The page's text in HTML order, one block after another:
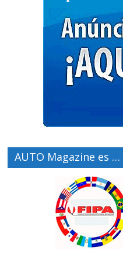
AUTO Magazine es …